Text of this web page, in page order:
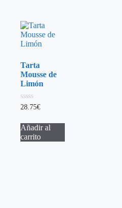
Tarta
Mousse de
Limón
0
28.75€
Añadir al
carrito